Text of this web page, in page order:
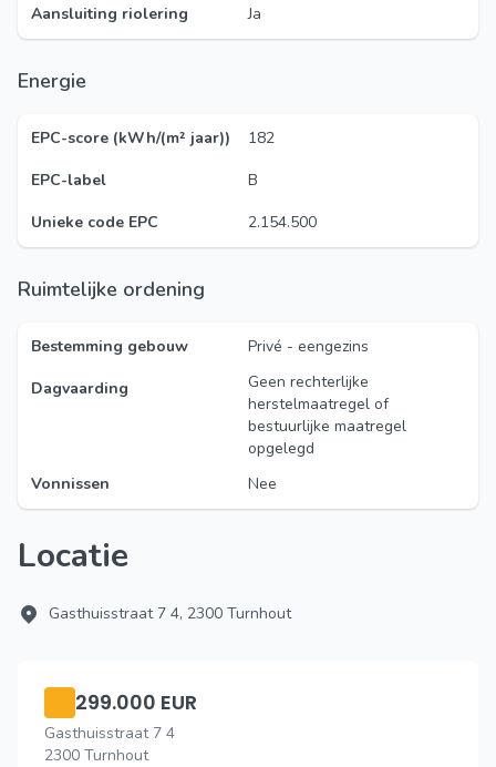
Aansluiting riolering Ja
Energie
EPC-score (kWh/(m² jaar))
182
EPC-label
B
Unieke code EPC
2.154.500
Ruimtelijke ordening
Bestemming gebouw
Privé - eengezins
Dagvaarding
Geen rechterlijke
herstelmaatregel of
bestuurlijke maatregel
opgelegd
Vonnissen
Nee
Locatie
Gasthuisstraat 7 4, 2300 Turnhout
299.000 EUR
Gasthuisstraat 7 4
2300 Turnhout